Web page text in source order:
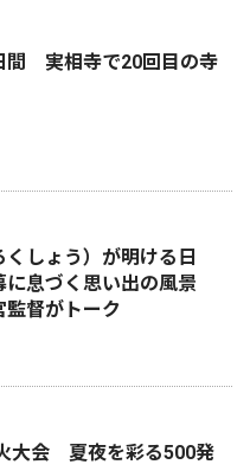
間 実相寺で20回目の寺
くしょう）が明ける日
息づく思い出の風景
監督がトーク
大会 夏夜を彩る500発